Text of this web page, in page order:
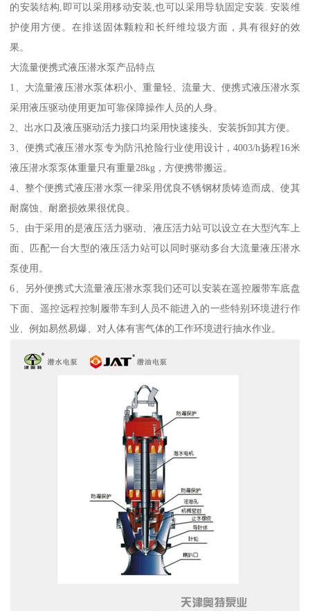
的安装结构,即可以采用移动安装,也可以采用导轨固定安装. 安装维
护使用方便。在排送固体颗粒和长纤维垃圾方面，具有很好的效
果。
大流量便携式液压潜水泵产品特点
1、大流量液压潜水泵体积小、重量轻、流量大、便携式液压潜水泵
采用液压驱动使用更加可靠保障操作人员的人身。
2、出水口及液压驱动活力接口均采用快速接头、安装拆卸其方便。
3、便携式液压潜水泵专为防汛抢险行业使用设计，4003/h扬程16米
液压潜水泵泵体重量只有重量28kg，方便携带搬运。
4、整个便携式液压潜水泵一律采用优良不锈钢材质铸造而成、使其
耐腐蚀、耐磨损效果很优良。
5、由于采用的是液压活力驱动、液压活力站可以设立在大型汽车上
面、匹配一台大型的液压活力站可以同时驱动多台大流量液压潜水
泵使用。
6、另外便携式大流量液压潜水泵我们还可以安装在遥控履带车底盘
下面、遥控远程控制履带车到人员不能进入的一些特别环境进行作
业、例如易然易爆、对人体有害气体的工作环境进行抽水作业。